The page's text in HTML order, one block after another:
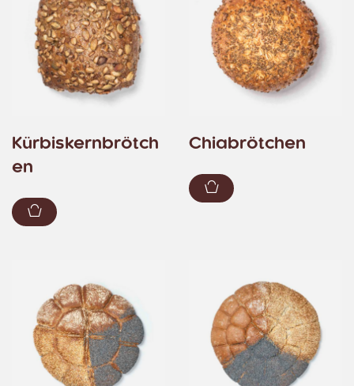
Kürbiskernbrötch
en
Zum Warenkorb hinzufügen
Chiabrötchen
Zum Warenkorb